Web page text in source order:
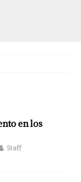
en los
Staff